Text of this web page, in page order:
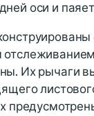
оси и
Их рычаги